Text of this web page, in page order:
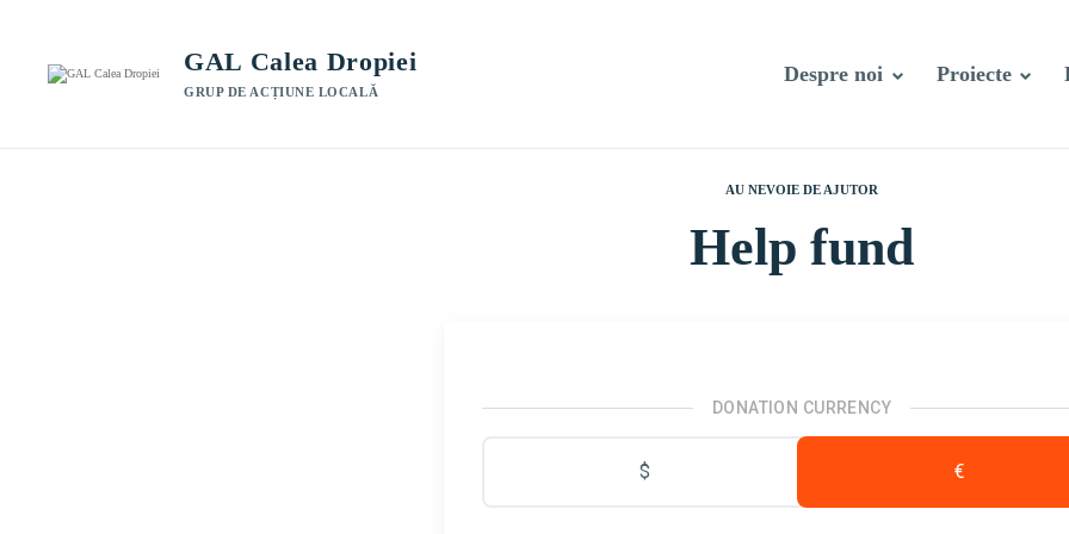
GAL Calea Dropiei
GRUP DE ACȚIUNE LOCALĂ
Despre noi Proiecte
AU NEVOIE DE AJUTOR
Help fund
DONATION CURRENCY
$ €